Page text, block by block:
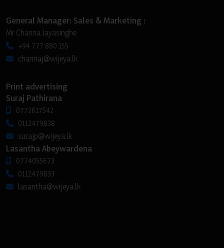
General Manager: Sales & Marketing :
Mr Channa Jayasinghe
+94 777 880 155
channaj@wijeya.lk
Print advertising
Suraj Pathirana
0772617542
0112479838
surajp@wijeya.lk
Lasantha Abeywardena
0774055673
0112479833
lasantha@wijeya.lk